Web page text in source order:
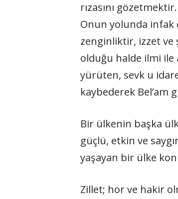
rızasını
Onun yolunda infak
zenginliktir, izzet ve
olduğu halde ilmi
yürüten, sevk u
kaybederek Bel’am
Bir ülkenin başka
güçlü, etkin ve
yaşayan bir ülke
Zillet; hor ve hakir